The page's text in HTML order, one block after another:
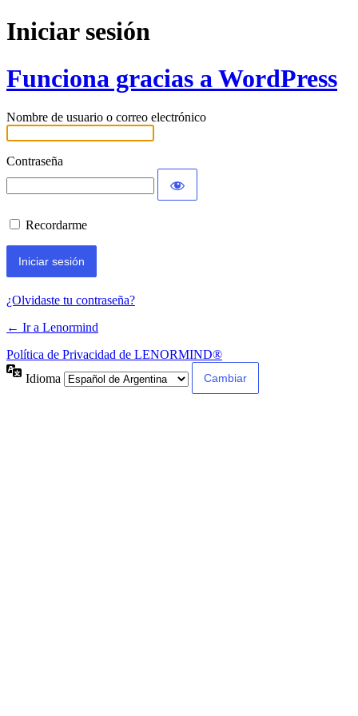
Iniciar sesión
Funciona gracias a WordPress
Nombre de usuario o correo electrónico
Contraseña
Recordarme
¿Olvidaste tu contraseña?
← Ir a Lenormind
Política de Privacidad de LENORMIND®
Idioma